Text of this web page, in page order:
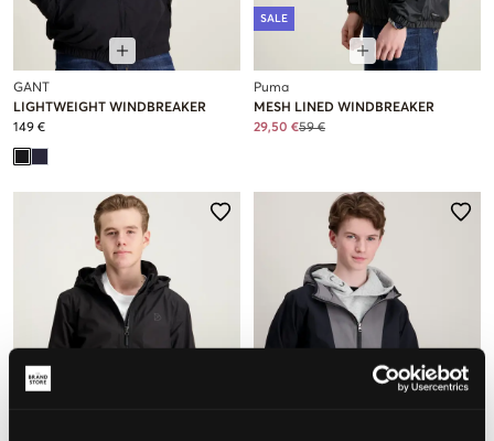
GANT
LIGHTWEIGHT WINDBREAKER
149 €
SALE
Puma
MESH LINED WINDBREAKER
29,50 €59 €